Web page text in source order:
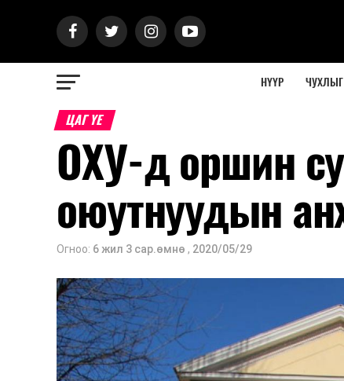
НҮҮР
ЦАГ ҮЕ
ОХУ-д оршин
оюутнуудын
Огноо: 6 жил 3 сар.өмнө , 2020/05/29